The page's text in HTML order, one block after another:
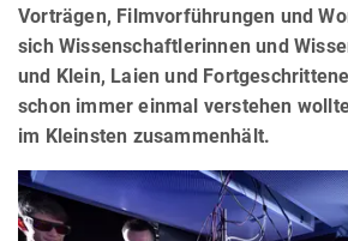
Vorträgen, Filmvorführungen und
sich Wissenschaftlerinnen und
und Klein, Laien und
schon immer einmal verstehen
im Kleinsten zusammenhält.